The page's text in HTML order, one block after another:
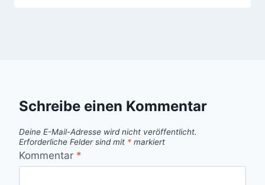
Schreibe einen Kommentar
Deine E-Mail-Adresse wird nicht veröffentlicht.
Erforderliche Felder sind mit * markiert
Kommentar *